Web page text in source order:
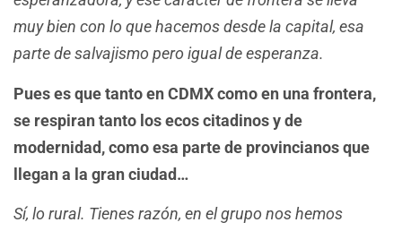
muy bien con lo que hacemos desde la capital, esa
parte de salvajismo pero igual de esperanza.
Pues es que tanto en CDMX como en una frontera,
se respiran tanto los ecos citadinos y de
modernidad, como esa parte de provincianos que
llegan a la gran ciudad…
Sí, lo rural. Tienes razón, en el grupo nos hemos